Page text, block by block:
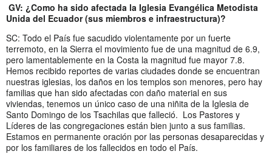
GV: ¿Como ha sido afectada la Iglesia Evangélica Metodista
Unida del Ecuador (sus miembros e infraestructura)?
SC: Todo el País fue sacudido violentamente por un fuerte
terremoto, en la Sierra el movimiento fue de una magnitud de 6.9,
pero lamentablemente en la Costa la magnitud fue mayor 7.8.
Hemos recibido reportes de varias ciudades donde se encuentran
nuestras iglesias, los daños en los templos son menores, pero hay
familias que han sido afectadas con daño material en sus
viviendas, tenemos un único caso de una niñita de la Iglesia de
Santo Domingo de los Tsachilas que falleció. Los Pastores y
Líderes de las congregaciones están bien junto a sus familias.
Estamos en permanente oración por las personas desaparecidas y
por los familiares de los fallecidos en todo el País.